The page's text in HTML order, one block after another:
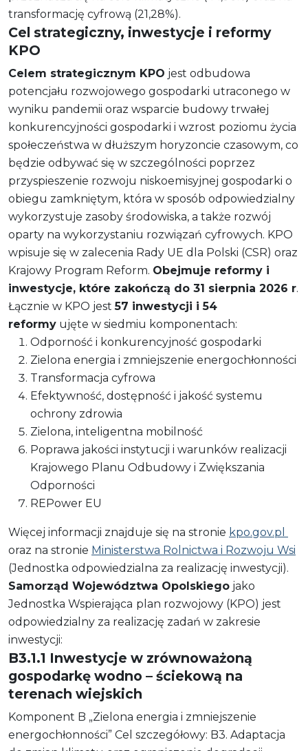
transformację cyfrową (21,28%).
Cel strategiczny, inwestycje i reformy
KPO
Celem strategicznym KPO jest odbudowa
potencjału rozwojowego gospodarki utraconego w
wyniku pandemii oraz wsparcie budowy trwałej
konkurencyjności gospodarki i wzrost poziomu życia
społeczeństwa w dłuższym horyzoncie czasowym, co
będzie odbywać się w szczególności poprzez
przyspieszenie rozwoju niskoemisyjnej gospodarki o
obiegu zamkniętym, która w sposób odpowiedzialny
wykorzystuje zasoby środowiska, a także rozwój
oparty na wykorzystaniu rozwiązań cyfrowych. KPO
wpisuje się w zalecenia Rady UE dla Polski (CSR) oraz
Krajowy Program Reform. Obejmuje reformy i
inwestycje, które zakończą do 31 sierpnia 2026 r.
Łącznie w KPO jest57 inwestycji i 54
reformy ujęte w siedmiu komponentach:
Odporność i konkurencyjność gospodarki
Zielona energia i zmniejszenie energochłonności
Transformacja cyfrowa
Efektywność, dostępność i jakość systemu
ochrony zdrowia
Zielona, inteligentna mobilność
Poprawa jakości instytucji i warunków realizacji
Krajowego Planu Odbudowy i Zwiększania
Odporności
REPower EU
Więcej informacji znajduje się na stronie kpo.gov.pl
oraz na stronie Ministerstwa Rolnictwa i Rozwoju Wsi
(Jednostka odpowiedzialna za realizację inwestycji).
Samorząd Województwa Opolskiego jako
Jednostka Wspierająca plan rozwojowy (KPO) jest
odpowiedzialny za realizację zadań w zakresie
inwestycji:
B3.1.1 Inwestycje w zrównoważoną
gospodarkę wodno – ściekową na
terenach wiejskich
Komponent B „Zielona energia i zmniejszenie
energochłonności” Cel szczegółowy: B3. Adaptacja